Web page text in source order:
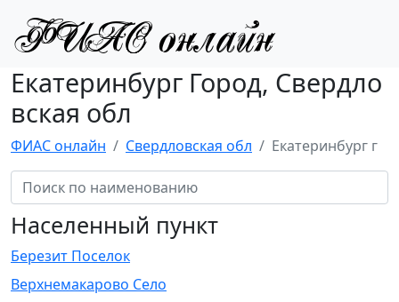
Екатеринбург Город, Свердло
вская обл
ФИАС онлайн Свердловская обл Екатеринбург г
Населенный пункт
Березит Поселок
Верхнемакарово Село